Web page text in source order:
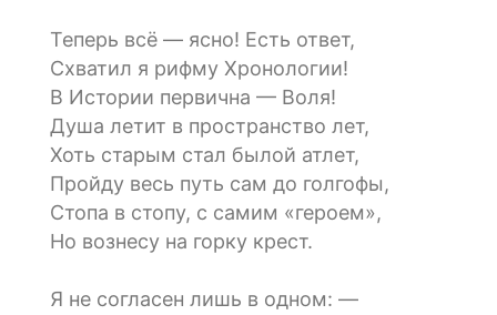
Теперь всё — ясно! Есть ответ,
Схватил я рифму Хронологии!
В Истории первична — Воля!
Душа летит в пространство лет,
Хоть старым стал былой атлет,
Пройду весь путь сам до голгофы,
Стопа в стопу, с самим «героем»,
Но вознесу на горку крест.
Я не согласен лишь в одном: —